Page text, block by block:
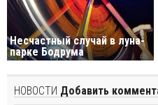
Несчастный случай в луна-
парке Бодрума
НОВОСТИ Добавить